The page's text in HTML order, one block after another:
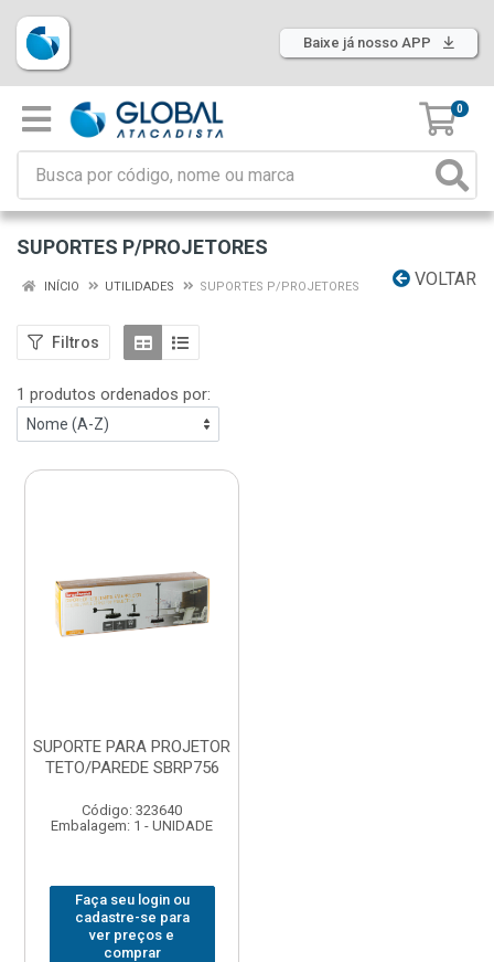
Baixe já nosso APP
0
SUPORTES P/PROJETORES
VOLTAR
INÍCIO UTILIDADES SUPORTES P/PROJETORES
Filtros
1 produtos ordenados por:
SUPORTE PARA PROJETOR
TETO/PAREDE SBRP756
Código: 323640
Embalagem: 1 - UNIDADE
Faça seu login ou
cadastre-se para
ver preços e
comprar